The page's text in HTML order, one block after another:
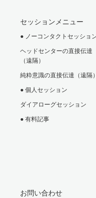
セッションメニュー
● ノーコンタクトセッショ
ヘッドセンターの直接伝達
（遠隔）
純粋意識の直接伝達（遠隔）
● 個人セッション
ダイアローグセッション
● 有料記事
お問い合わせ